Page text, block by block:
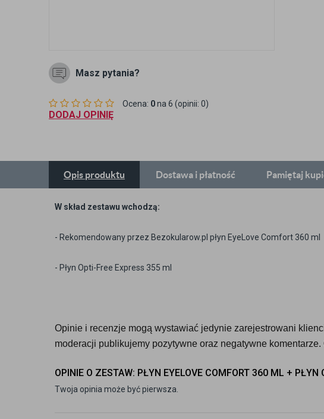
Masz pytania?
Ocena: 0na 6 (opinii: 0)
DODAJ OPINIĘ
Opis produktu Dostawa i płatność Pamiętaj
W skład zestawu wchodzą:
- Rekomendowany przez Bezokularow.pl płyn EyeLove Comfort 360 ml
- Płyn Opti-Free Express 355 ml
Opinie i recenzje mogą wystawiać jedynie zarejestrowani
moderacji publikujemy pozytywne oraz negatywne
OPINIE O ZESTAW: PŁYN EYELOVE COMFORT 360 ML + PŁYN
Twoja opinia może być pierwsza.